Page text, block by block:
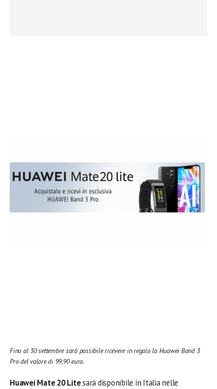
Fino al 30 settembre sarà possibile ricevere in regalo la Huawei Band 3
Pro del valore di 99,90 euro.
Huawei Mate 20 Litesarà disponibile in Italia nelle